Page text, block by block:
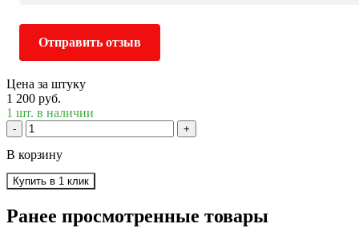
Отправить отзыв
Цена за штуку
1 200 руб.
1 шт. в наличии
- +
В корзину
Купить в 1 клик
Ранее просмотренные товары